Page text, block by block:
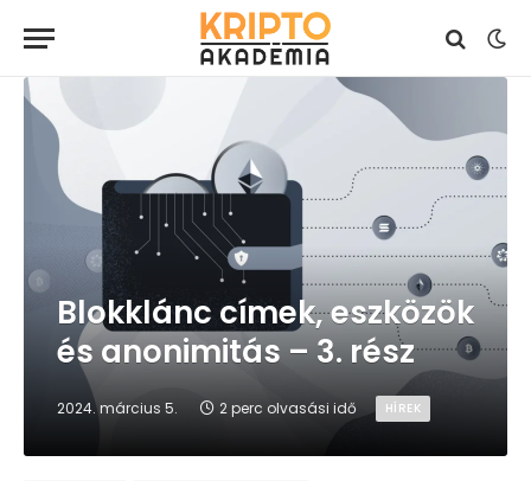
Blokklánc címek, eszközök
és anonimitás – 3. rész
2024. március 5. 2 perc olvasási idő HÍREK